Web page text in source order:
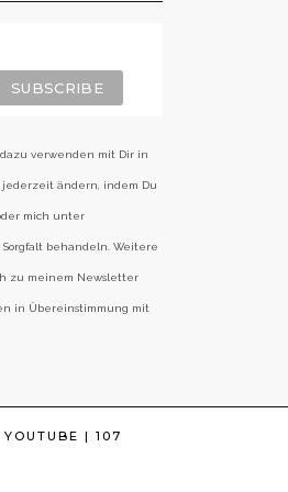
dazu verwenden mit Dir in
ändern, indem Du
mich unter
Sorgfalt behandeln. Weitere
zu meinem Newsletter
in Übereinstimmung mit
YOUTUBE | 107